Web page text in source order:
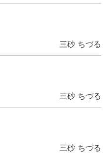
三砂 ちづる
三砂 ちづる
三砂 ちづる